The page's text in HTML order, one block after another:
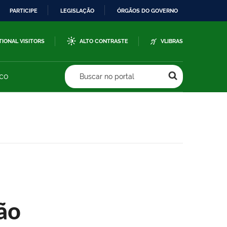
PARTICIPE LEGISLAÇÃO ÓRGÃOS DO GOVERNO
VISITORS ALTO CONTRASTE VLIBRAS
Buscar no portal